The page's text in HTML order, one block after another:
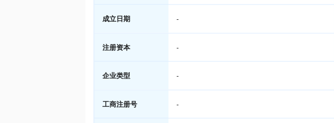
成立日期 -
注册资本 -
企业类型 -
工商注册号 -